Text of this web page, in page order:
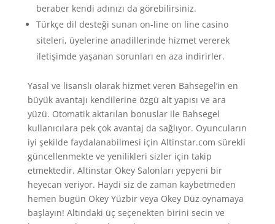
beraber kendi adınızı da görebilirsiniz.
Türkçe dil desteği sunan on-line on line casino
siteleri, üyelerine anadillerinde hizmet vererek
iletişimde yaşanan sorunları en aza indirirler.
Yasal ve lisanslı olarak hizmet veren Bahsegel’in en
büyük avantajı kendilerine özgü alt yapısı ve ara
yüzü. Otomatik aktarılan bonuslar ile Bahsegel
kullanıcılara pek çok avantaj da sağlıyor. Oyuncuların
iyi şekilde faydalanabilmesi için Altinstar.com sürekli
güncellenmekte ve yenilikleri sizler için takip
etmektedir. Altinstar Okey Salonları yepyeni bir
heyecan veriyor. Haydi siz de zaman kaybetmeden
hemen bugün Okey Yüzbir veya Okey Düz oynamaya
başlayın! Altındaki üç seçenekten birini secin ve